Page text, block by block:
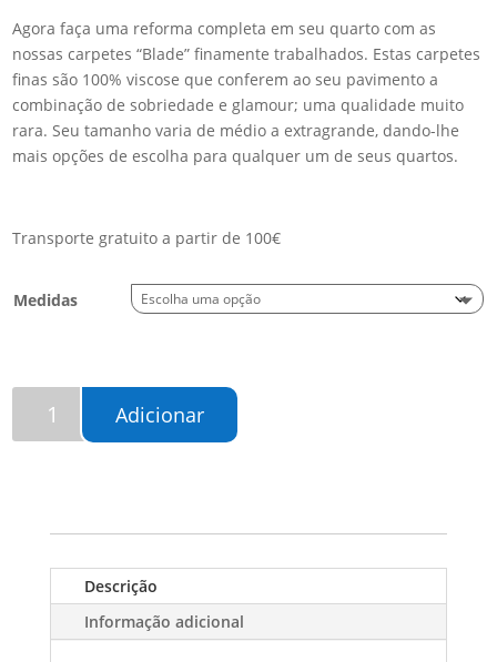
€337.00
through
€1,733.00
Agora faça uma reforma completa em seu quarto com as
nossas carpetes “Blade” finamente trabalhados. Estas carpetes
finas são 100% viscose que conferem ao seu pavimento a
combinação de sobriedade e glamour; uma qualidade muito
rara. Seu tamanho varia de médio a extragrande, dando-lhe
mais opções de escolha para qualquer um de seus quartos.
Transporte gratuito a partir de 100€
Medidas
Adicionar
Descrição
Informação adicional